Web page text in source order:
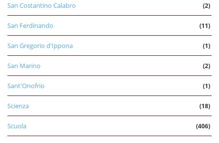
San Costantino Calabro (2)
San Ferdinando (11)
San Gregorio d'Ippona (1)
San Marino (2)
Sant'Onofrio (1)
Scienza (18)
Scuola (406)